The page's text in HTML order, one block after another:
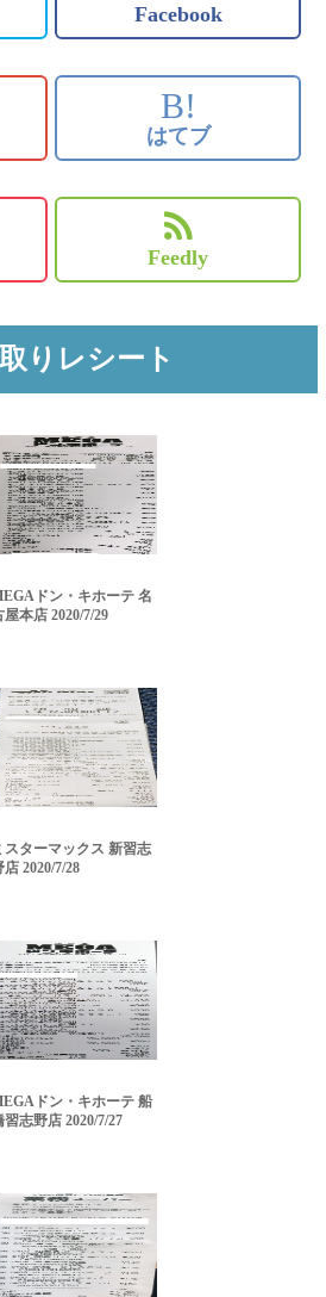
Facebook
B!
はてブ
Feedly
りレシート
ドン・キホーテ 名
屋本店 2020/7/29
スターマックス 新習志
店 2020/7/28
ドン・キホーテ 船
習志野店 2020/7/27